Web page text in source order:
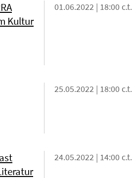
Kultur
01.06.2022 | 18:00 c.t.
25.05.2022 | 18:00 c.t.
24.05.2022 | 14:00 c.t.